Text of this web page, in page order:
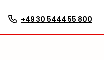
+49 30 5444 55 800